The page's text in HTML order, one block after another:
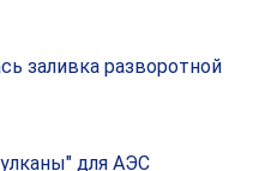
заливка разворотной
для АЭС